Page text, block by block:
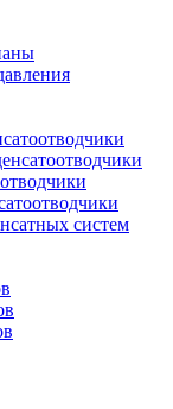
систем